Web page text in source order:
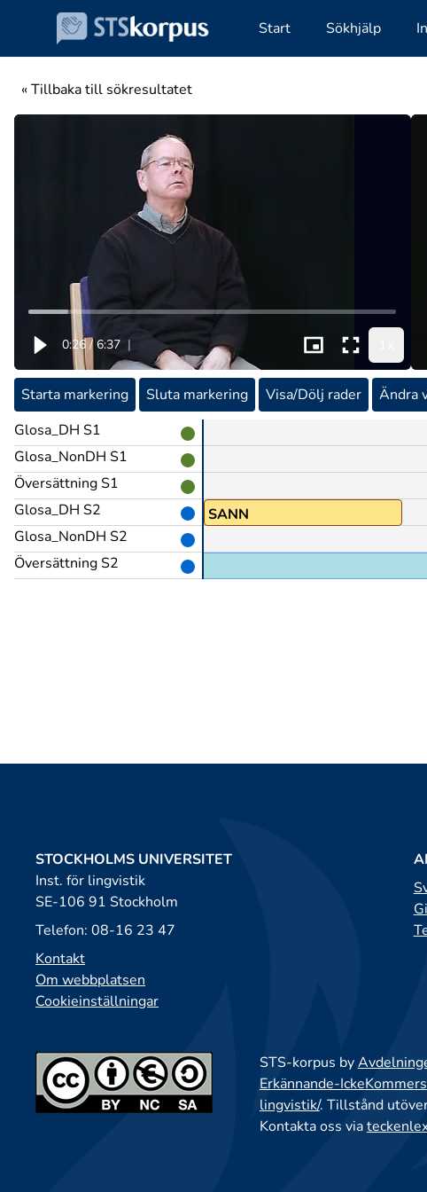
Start Sökhjälp
« Tillbaka till sökresultatet
0:26 / 6:37 |
Starta markering Sluta markering Visa/Dölj rader
Ändra
Glosa_DH S1
Glosa_NonDH S1
Översättning S1
Glosa_DH S2
Glosa_NonDH S2
Översättning S2
SANN
STOCKHOLMS UNIVERSITET
Inst. för lingvistik
SE-106 91 Stockholm
Telefon: 08-16 23 47
Kontakt
Om webbplatsen
Cookieinställningar
STS-korpus by
Erkännande-
lingvistik/. Tillstånd
Kontakta oss via